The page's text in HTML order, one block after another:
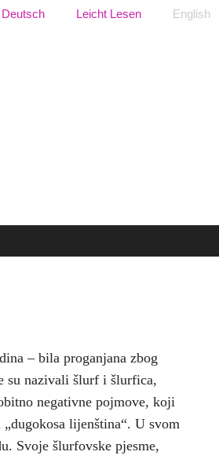
Deutsch Leicht Lesen English
– bila proganjana zbog
su nazivali šlurf i šlurfica,
negativne pojmove, koji
lijenština“. U svom
Svoje šlurfovske pjesme,